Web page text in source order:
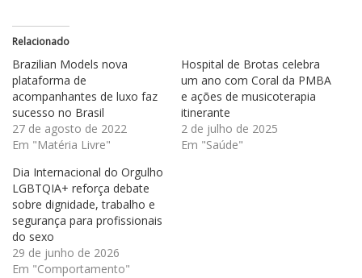
Relacionado
Brazilian Models nova
plataforma de
acompanhantes de luxo faz
sucesso no Brasil
27 de agosto de 2022
Em "Matéria Livre"
Hospital de Brotas celebra
um ano com Coral da PMBA
e ações de musicoterapia
itinerante
2 de julho de 2025
Em "Saúde"
Dia Internacional do Orgulho
LGBTQIA+ reforça debate
sobre dignidade, trabalho e
segurança para profissionais
do sexo
29 de junho de 2026
Em "Comportamento"